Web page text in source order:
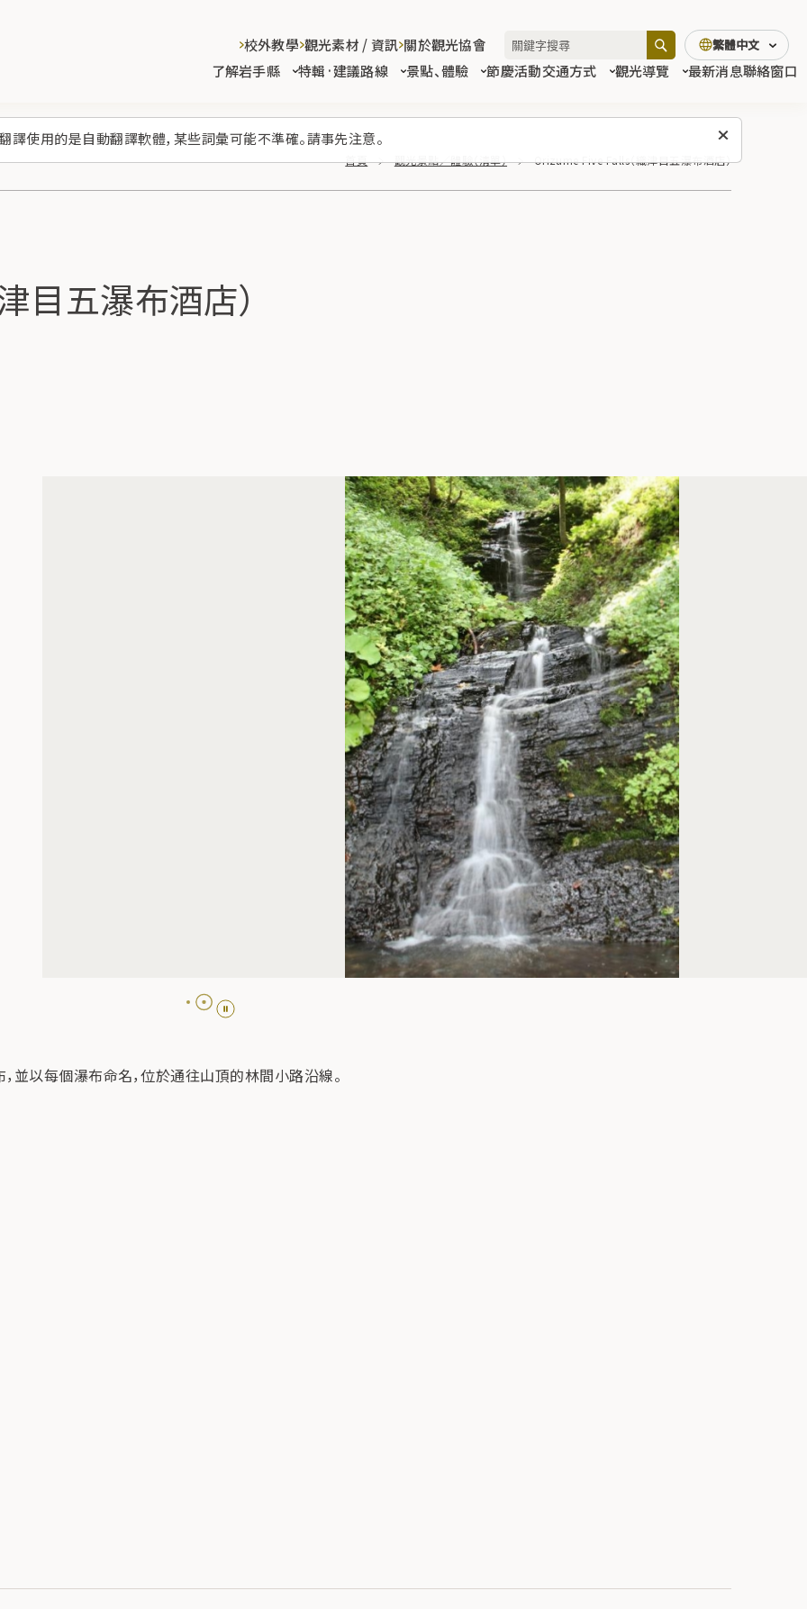
譯使用的是自動翻譯軟體，某些詞彙可能不準確。請事先注意。
了解岩手縣 特輯·建議路線 景點、體驗 節慶活動交通方式 觀光導覽 最新消息聯絡窗口
校外教學 觀光素材 / 資訊 關於觀光協會 繁體中文
首頁 觀光景點／體驗（清單） Orizume Five Falls（織津目五瀑布酒店）
目五瀑布酒店）
以每個瀑布命名，位於通往山頂的林間小路沿線。